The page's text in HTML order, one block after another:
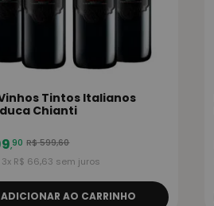
Tintos Italianos
Chianti
,90 R$599,60
3x R$ 66,63 sem juros
ADICIONAR AO CARRINHO